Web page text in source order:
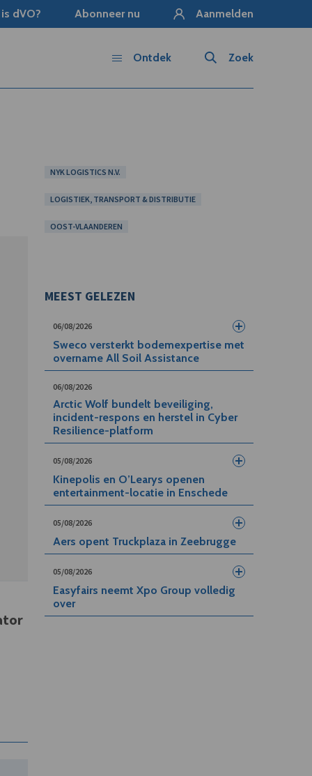
dVO? Abonneer nu Aanmelden
Zoek
Ontdek
NYK LOGISTICS N.V.
LOGISTIEK, TRANSPORT & DISTRIBUTIE
OOST-VLAANDEREN
MEEST GELEZEN
06/08/2026
Sweco versterkt bodemexpertise met
overname All Soil Assistance
06/08/2026
Arctic Wolf bundelt beveiliging,
incident-respons en herstel in Cyber
Resilience-platform
05/08/2026
Kinepolis en O’Learys openen
entertainment-locatie in Enschede
05/08/2026
Aers opent Truckplaza in Zeebrugge
05/08/2026
Easyfairs neemt Xpo Group volledig
over